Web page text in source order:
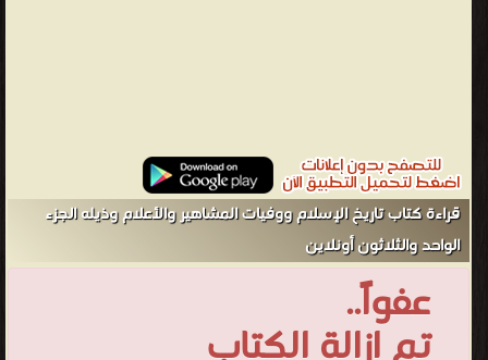
بالاختصار. ويحتوى الكتاب على مادة واسعة في التاريخ السياسي
والإداري، انتقاها من مصادر كثيرة ضاع معظمها فلم تصل إلى أيدينا،
وعلى ذكر للأحوال الاقتصادية للدولة الإسلامية والتطورات التي حلت
عليها. ويصور الكتاب الحياة الفكرية في العالم الإسلامي وتطورها على
مدى سبعة قرون، ويبرز المراكز الإسلامية ودورها في إشعاع الفكر
ومساعدة الناس، وذلك من خلال حركة العلماء وانتقالهم بين حواضر
العلم المعروفة وغير المعروفة، واتساع الحركة وقت دون آخر؛ الأمر الذي
قراءة كتاب تاريخ الإسلام ووفيات المشاهير والأعلام وذيله الجزء
الواحد والثلاثون أونلاين
عفواً..